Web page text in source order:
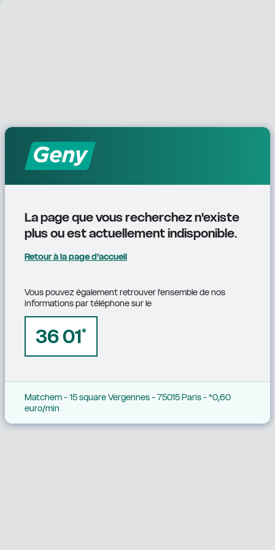
La page que vous recherchez n'existe
plus ou est actuellement indisponible.
Retour à la page d'accueil
Vous pouvez également retrouver l'ensemble de nos
informations par téléphone sur le
36 01*
Matchem - 15 square Vergennes - 75015 Paris - *0,60
euro/min